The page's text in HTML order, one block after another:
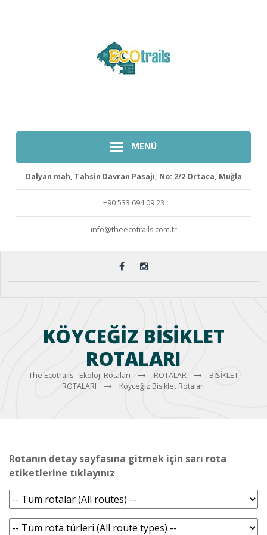
MENÜ
Dalyan mah, Tahsin Davran Pasajı, No: 2/2 Ortaca, Muğla
+90 533 694 09 23
info@theecotrails.com.tr
KÖYCEĞIZ BISIKLET
ROTALARI
The Ecotrails - Ekoloji Rotaları ROTALAR
BİSİKLET
ROTALARI
Köyceğiz Bisiklet Rotaları
Rotanın detay sayfasına gitmek için sarı rota
etiketlerine tıklayınız